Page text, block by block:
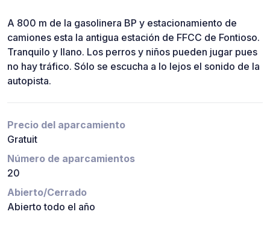
A 800 m de la gasolinera BP y estacionamiento de
camiones esta la antigua estación de FFCC de Fontioso.
Tranquilo y llano. Los perros y niños pueden jugar pues
no hay tráfico. Sólo se escucha a lo lejos el sonido de la
autopista.
Precio del aparcamiento
Gratuit
Número de aparcamientos
20
Abierto/Cerrado
Abierto todo el año